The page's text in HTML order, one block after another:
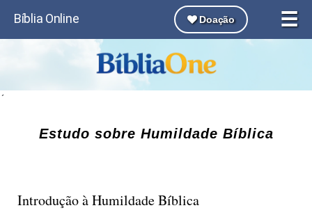
☰
Bíblia Online Doação
´
Estudo sobre Humildade Bíblica
Introdução à Humildade Bíblica